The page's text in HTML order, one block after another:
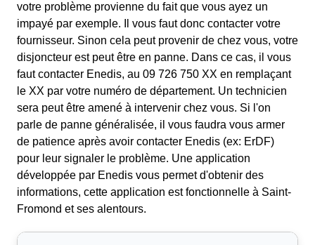
votre problème provienne du fait que vous ayez un
impayé par exemple. Il vous faut donc contacter votre
fournisseur. Sinon cela peut provenir de chez vous, votre
disjoncteur est peut être en panne. Dans ce cas, il vous
faut contacter Enedis, au 09 726 750 XX en remplaçant
le XX par votre numéro de département. Un technicien
sera peut être amené à intervenir chez vous. Si l'on
parle de panne généralisée, il vous faudra vous armer
de patience après avoir contacter Enedis (ex: ErDF)
pour leur signaler le problème. Une application
développée par Enedis vous permet d'obtenir des
informations, cette application est fonctionnelle à Saint-
Fromond et ses alentours.